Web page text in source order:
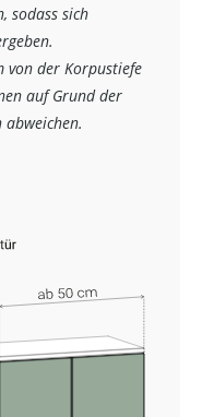
sodass sich
von der Korpustiefe
auf Grund der
abweichen.